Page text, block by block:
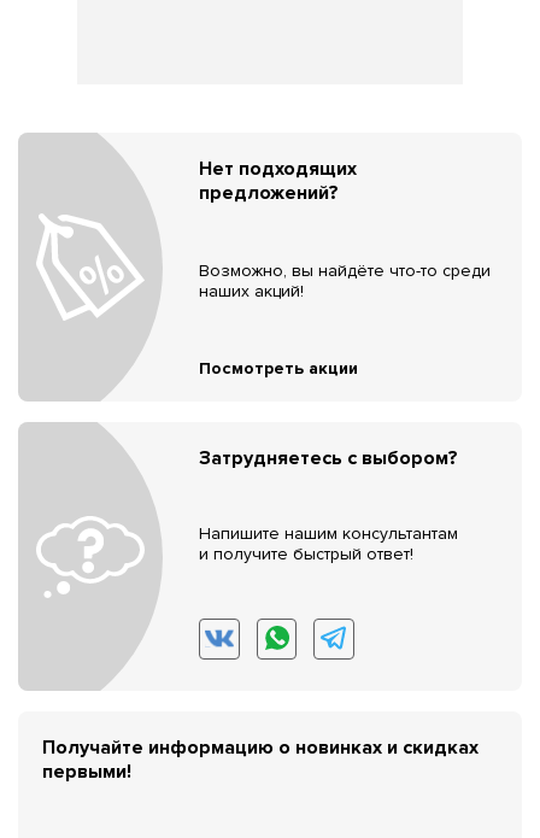
Нет подходящих
предложений?
Возможно, вы найдёте что-то среди
наших акций!
Посмотреть акции
Затрудняетесь с выбором?
Напишите нашим консультантам
и получите быстрый ответ!
Получайте информацию о новинках и скидках
первыми!